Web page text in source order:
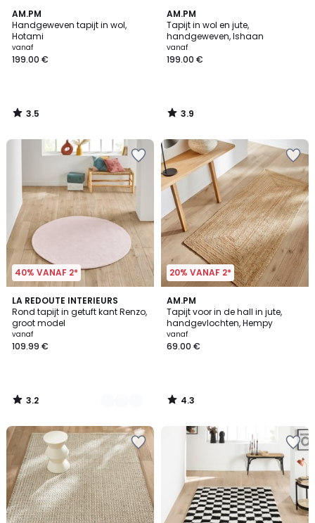
AM.PM
Handgeweven tapijt in wol,
Hotami
vanaf
199.00 €
3.5
/ 5
3.5
/
AM.PM
Tapijt in wol en jute,
handgeweven, Ishaan
vanaf
199.00 €
3.9
/ 5
3.9
/
40% VANAF 2*
LA REDOUTE INTERIEURS
Rond tapijt in getuft kant Renzo,
groot model
vanaf
109.99 €
3.2
/ 5
3
Kleuren
3.2
/
20% VANAF 2*
AM.PM
Tapijt voor in de hall in jute,
handgevlochten, Hempy
vanaf
69.00 €
4.3
/ 5
4.3
/